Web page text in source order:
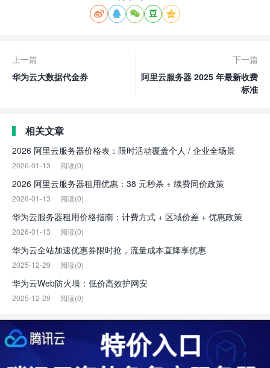
    
上一篇
华为云大数据代金券
下一篇
阿里云服务器 2025 年最新收费
标准
相关文章
2026 阿里云服务器价格表：限时活动覆盖个人 / 企业全场景
2026-01-13 阅读(0)
2026 阿里云服务器租用优惠：38 元秒杀 + 续费同价政策
2026-01-13 阅读(0)
华为云服务器租用价格指南：计费方式 + 区域价差 + 优惠政策
2026-01-13 阅读(0)
华为云全站加速优惠券限时抢，流量成本直降享优惠
2025-12-29 阅读(0)
华为云Web防火墙：低价高效护网安
2025-12-29 阅读(0)